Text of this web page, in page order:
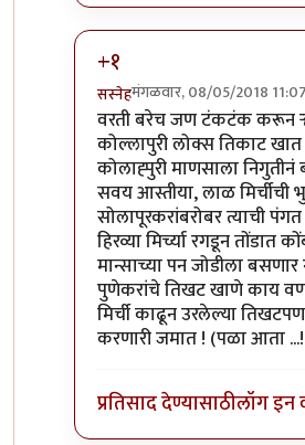
+१
सस्नेहमंगळवार, 08/05/2018 11:07
In reply toनाळेसाठी घोडा
वरती बरेच जण टंकटंक करून
कोल्लापुरी लोक्स तिकाट खात
कोलाह्पुरी माणसाला
सवय आस्तीया, लाळ मिर्चीची
सोलापूरकरांबरोबर त्याची
हिरव्या मिर्च्या रगडून तोंडात
मान्साच्या पन जोडीला बसणार
पुणेकरांचे तिखट खाणे काय
मिर्ची काढून उरलेल्या
करणारी जमात ! (पळा आता
प्रतिसाद देण्यासाठीलॉग इन